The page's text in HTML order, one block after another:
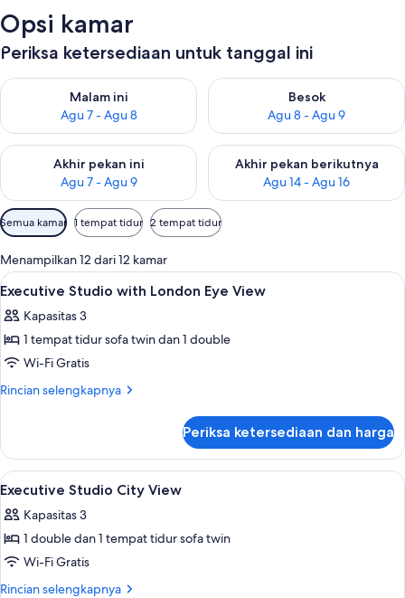
Opsi kamar
Periksa ketersediaan untuk tanggal ini
Malam ini
Agu 7 - Agu 8
Periksa ketersediaan untuk malam ini Agu 7 - Agu 8
Besok
Agu 8 - Agu 9
Periksa ketersediaan untuk
Akhir pekan ini
Agu 7 - Agu 9
Periksa ketersediaan untuk akhir pekan ini Agu 7 - Agu 9
Akhir pekan berikutnya
Agu 14 - Agu 16
Periksa ketersediaan untuk
Filter
tersedia
untuk
kamar
Semua kamar 1 tempat tidur 2 tempat tidur
Menampilkan 12 dari 12 kamar
Lihat
semua
foto
untuk
Executive
Studio
Eye
View
Seprai katun Mesir, seprai premium,
8
Executive Studio with London Eye View
Kapasitas 3
1 tempat tidur sofa twin dan 1 double
Wi-Fi Gratis
Rincian selengkapnya
Rincian
Executive
Studio
with
Eye
View
Periksa ketersediaan dan harga
Lihat
semua
foto
untuk
Executive
Studio
Seprai katun Mesir, seprai premium,
8
Executive Studio City View
Kapasitas 3
1 double dan 1 tempat tidur sofa twin
Wi-Fi Gratis
Rincian selengkapnya
Rincian